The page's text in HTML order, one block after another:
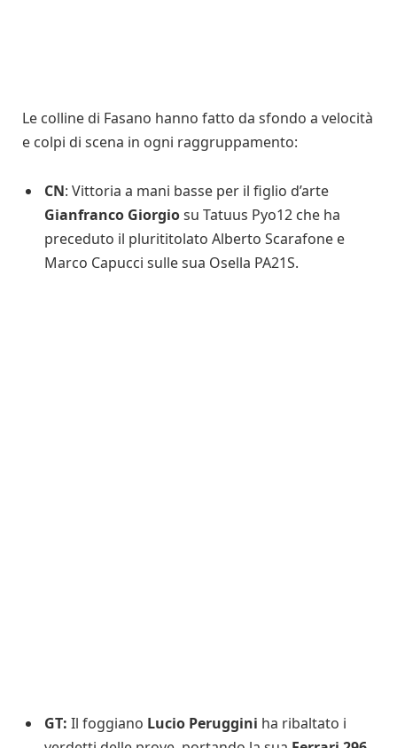
Le colline di Fasano hanno fatto da sfondo a velocità
e colpi di scena in ogni raggruppamento:
CN: Vittoria a mani basse per il figlio d’arte
Gianfranco Giorgiosu Tatuus Pyo12 che ha
preceduto il plurititolato Alberto Scarafone e
Marco Capucci sulle sua Osella PA21S.
GT: Il foggiano Lucio Peruggini ha ribaltato i